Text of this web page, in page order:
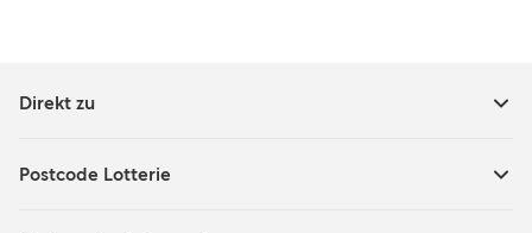
Direkt zu
Postcode Lotterie